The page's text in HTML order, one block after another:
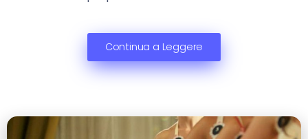
Continua a Leggere